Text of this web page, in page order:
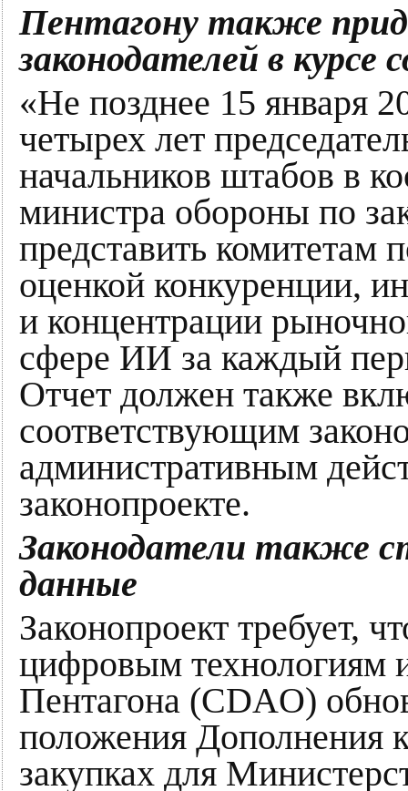
Пентагону также
законодателей в курсе
«Не позднее 15 января
четырех лет
начальников штабов в
министра обороны по
представить комитетам
оценкой конкуренции,
и концентрации
сфере ИИ за каждый
Отчет должен также
соответствующим
административным
законопроекте.
Законодатели также
данные
Законопроект требует,
цифровым технологиям
Пентагона (CDAO)
положения Дополнения
закупках для